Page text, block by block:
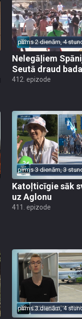
pirms 2 dienām, 4
Nelegāļiem
Seutā draud
412. epizode
pirms 3 dienām, 3
Katoļticīgie sāk
uz Aglonu
411. epizode
pirms 3 dienām, 4